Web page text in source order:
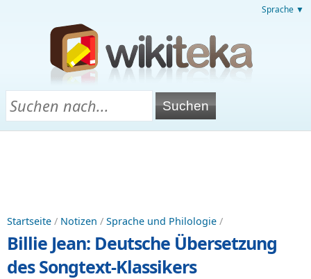
Sprache ▼
Startseite / Notizen / Sprache und Philologie /
Billie Jean: Deutsche Übersetzung
des Songtext-Klassikers